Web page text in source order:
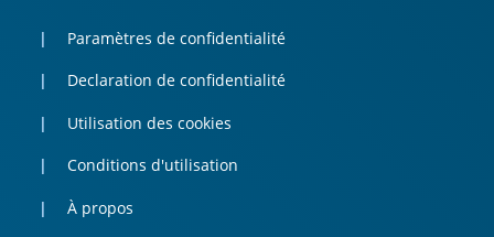
Paramètres de confidentialité
Declaration de confidentialité
Utilisation des cookies
Conditions d'utilisation
À propos